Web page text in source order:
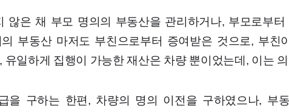
않은 채 부모 명의의 부동산을 관리하거나, 부모로부
부동산 마저도 부친으로부터 증여받은 것으로, 부친
일하게 집행이 가능한 재산은 차량 뿐이었는데, 이는
을 구하는 한편, 차량의 명의 이전을 구하였으나, 부